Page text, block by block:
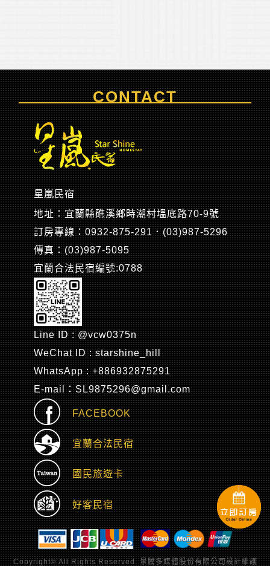
CONTACT
星嵐民宿
地址：宜蘭縣礁溪鄉時潮村塭底路70-9號
訂房專線：0932-875-291．(03)987-5296
傳真：(03)987-5095
宜蘭合法民宿編號:0788
Line ID : @vcw0375n
WeChat ID : starshine_hill
WhatsApp : +886932875291
E-mail：SL9875296@gmail.com
FACEBOOK
宜蘭合法民宿
國民旅遊卡
好客民宿
Copyright© All Rights Reserved.景騰多媒體股份有限公司設計維護